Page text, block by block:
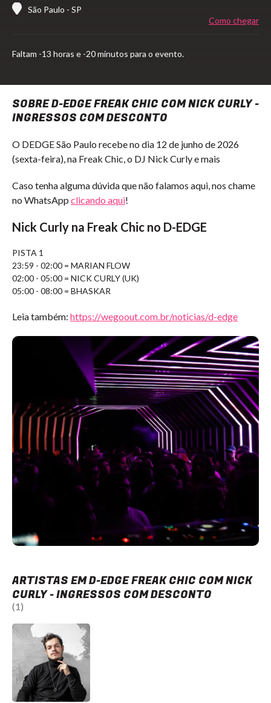
São Paulo - SP
Como chegar
Faltam -13 horas e -20 minutos para o evento.
SOBRE D-EDGE FREAK CHIC COM NICK CURLY -
INGRESSOS COM DESCONTO
O DEDGE São Paulo recebe no dia 12 de junho de 2026
(sexta-feira), na Freak Chic, o DJ Nick Curly e mais
Caso tenha alguma dúvida que não falamos aqui, nos chame
no WhatsApp clicando aqui!
Nick Curly na Freak Chic no D-EDGE
PISTA 1
23:59 - 02:00 = MARIAN FLOW
02:00 - 05:00 = NICK CURLY (UK)
05:00 - 08:00 = BHASKAR
Leia também: https://wegoout.com.br/noticias/d-edge
ARTISTAS EM D-EDGE FREAK CHIC COM NICK
CURLY - INGRESSOS COM DESCONTO
(1)